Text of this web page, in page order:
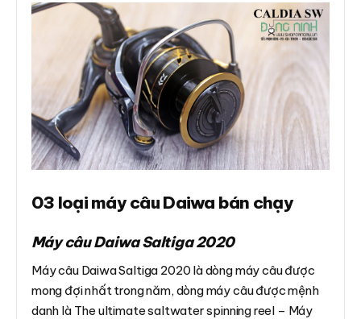
03 loại máy câu Daiwa bán chạy
Máy câu Daiwa Saltiga 2020
Máy câu Daiwa Saltiga 2020 là dòng máy câu được
mong đợi nhất trong năm, dòng máy câu được mệnh
danh là The ultimate saltwater spinning reel – Máy